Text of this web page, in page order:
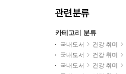
관련분류
카테고리 분류
국내도서 건강 취미
국내도서
건강 취미
국내도서
건강 취미